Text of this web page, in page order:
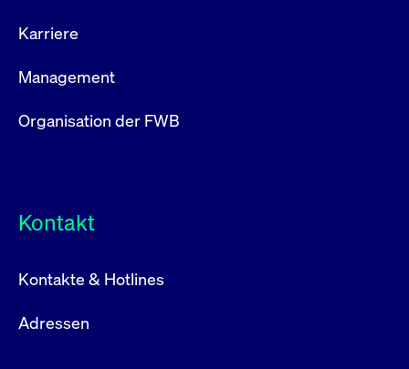
Karriere
Management
Organisation der FWB
Kontakt
Kontakte & Hotlines
Adressen